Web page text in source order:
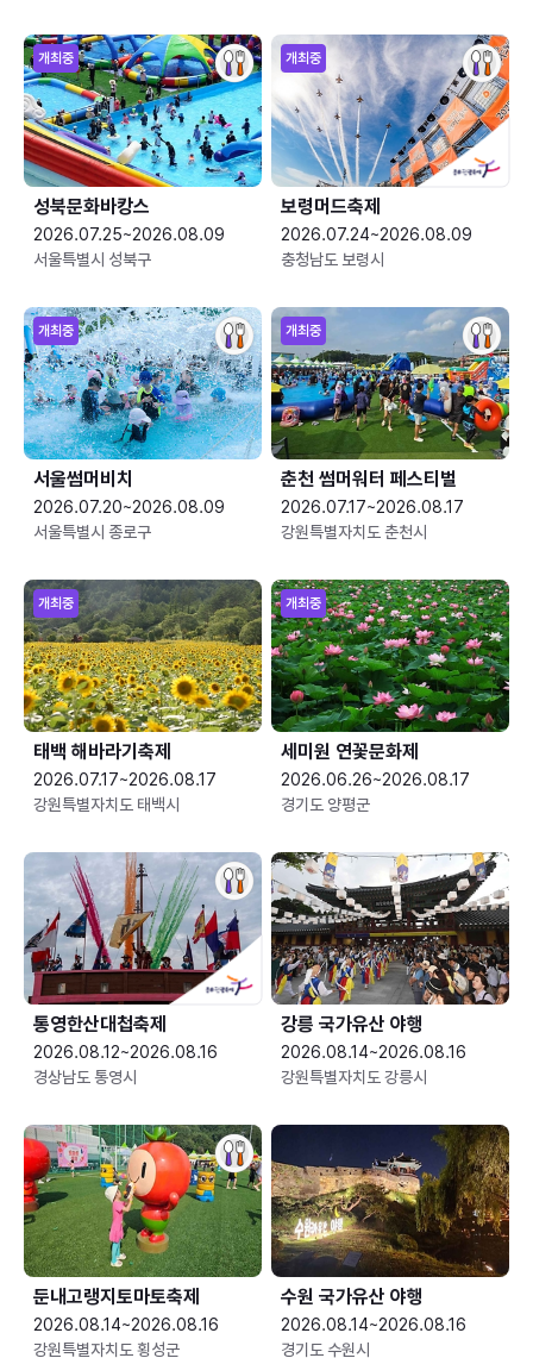
개최중
성북문화바캉스
2026.07.25~2026.08.09
서울특별시 성북구
개최중
보령머드축제
2026.07.24~2026.08.09
충청남도 보령시
개최중
서울썸머비치
2026.07.20~2026.08.09
서울특별시 종로구
개최중
춘천 썸머워터 페스티벌
2026.07.17~2026.08.17
강원특별자치도 춘천시
개최중
태백 해바라기축제
2026.07.17~2026.08.17
강원특별자치도 태백시
개최중
세미원 연꽃문화제
2026.06.26~2026.08.17
경기도 양평군
통영한산대첩축제
2026.08.12~2026.08.16
경상남도 통영시
강릉 국가유산 야행
2026.08.14~2026.08.16
강원특별자치도 강릉시
둔내고랭지토마토축제
2026.08.14~2026.08.16
강원특별자치도 횡성군
수원 국가유산 야행
2026.08.14~2026.08.16
경기도 수원시